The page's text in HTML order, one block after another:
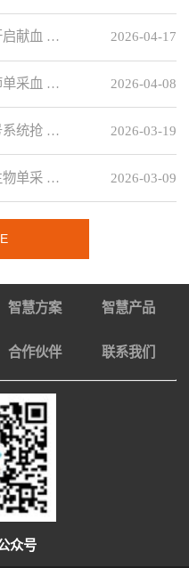
2026-04-17
启献血 …
2026-04-08
单采血 …
2026-03-19
系统抢 …
2026-03-09
物单采 …
智慧方案 智慧产品
合作伙伴 联系我们
众号